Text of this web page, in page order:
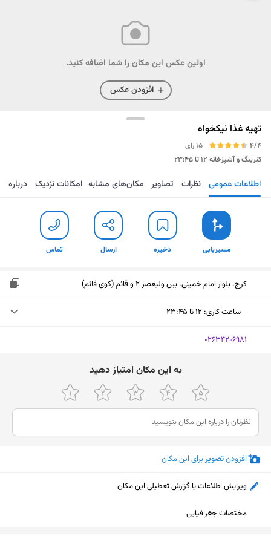
اولین عکس این مکان را شما اضافه کنید.
افزودن عکس
تهیه غذا نیکخواه
4/4
15 رای
کترینگ و آشپزخانه ۱۲ تا ۲۳:۴۵
مسیریابی ذخیره ارسال تماس اطلاعات عمومی نظرات تصاویر مکان‌های مشابه امکانات نزدیک درباره
مسیریابی ذخیره ارسال تماس
کرج، بلوار امام خمینی، بین ولیعصر 2 و قائم (کوی قائم)
ساعت کاری: ۱۲ تا ۲۳:۴۵
یکشنبه (امروز)
چهارشنبه
۱۲ تا ۲۳:۴۵
پنجشنبه
۱۲ تا ۲۳:۴۵
جمعه
شنبه
‎02634206981
ﺑﻪ اﯾﻦ ﻣﮑﺎن اﻣﺘﯿﺎز دﻫﯿﺪ
افزودنتصویربرای این مکان
ویرایش اطلاعات یا گزارش تعطیلی این مکان
مختصات جغرافیایی